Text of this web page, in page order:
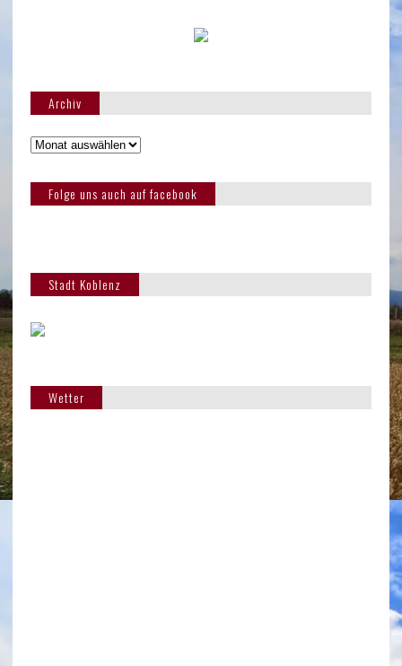
Archiv
Folge uns auch auf facebook
Stadt Koblenz
Wetter